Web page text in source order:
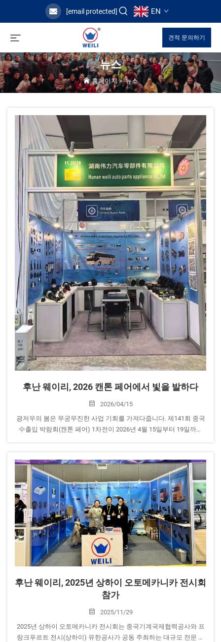
[email protected] EN
견적 문의하기
뉴스
홈페이지>뉴스
후난 웨이리, 2026 캔톤 페어에서 빛을 발하다
2026/04/15
광저우의 봄은 무궁무진한 사업 기회를 가져다줍니다. 제141회 중국
수출입 박람회(캔톤 페어) 1차전이 2026년 4월 15일부터 19일까지
후난 웨이리, 2025년 상하이 오토메카니카 전시회
참가
2025/11/29
2025년 상하이 오토메카니카 전시회는 중국기계국제협력공사와 프
랑크푸르트 전시(상하이) 유한공사가 공동 주최하는 대규모 전문 전